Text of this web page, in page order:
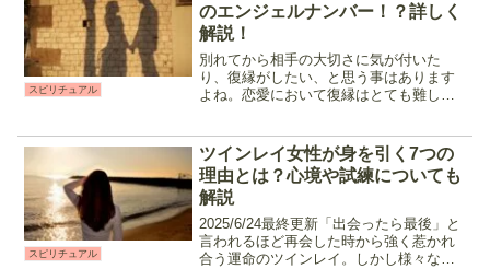
スピリチュアル
のエンジェルナンバー！？詳しく
解説！
別れてから相手の大切さに気が付いた
り、復縁がしたい、と思う事はあります
よね。恋愛において復縁はとても難し
にスピリチュアルな事が起きると言われ
ています。今回はその中から天...
スピリチュアル
ツインレイ女性が身を引く7つの
理由とは？心境や試練についても
解説
2025/6/24最終更新「出会ったら最後」と
言われるほど再会した時から強く惹かれ
合う運命のツインレイ。しかし様々な試